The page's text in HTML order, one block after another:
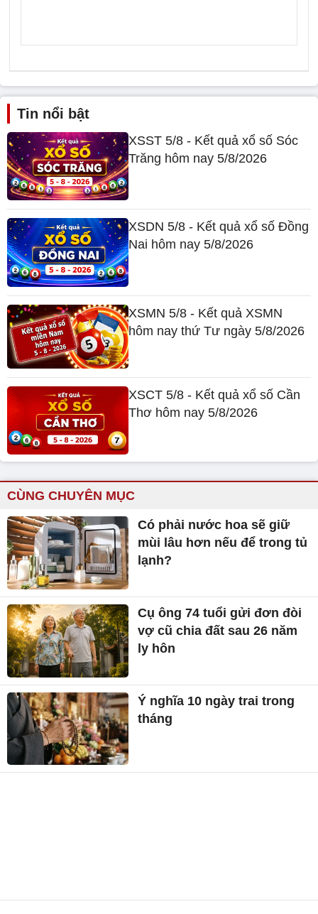
Tin nổi bật
XSST 5/8 - Kết quả xổ số Sóc
Trăng hôm nay 5/8/2026
XSDN 5/8 - Kết quả xổ số Đồng
Nai hôm nay 5/8/2026
XSMN 5/8 - Kết quả XSMN
hôm nay thứ Tư ngày 5/8/2026
XSCT 5/8 - Kết quả xổ số Cần
Thơ hôm nay 5/8/2026
CÙNG CHUYÊN MỤC
Có phải nước hoa sẽ giữ
mùi lâu hơn nếu để trong tủ
lạnh?
Cụ ông 74 tuổi gửi đơn đòi
vợ cũ chia đất sau 26 năm
ly hôn
Ý nghĩa 10 ngày trai trong
tháng